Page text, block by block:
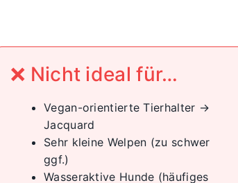
❌ Nicht ideal für…
Vegan-orientierte Tierhalter →
Jacquard
Sehr kleine Welpen (zu schwer
ggf.)
Wasseraktive Hunde (häufiges